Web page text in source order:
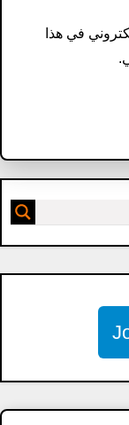
في هذا